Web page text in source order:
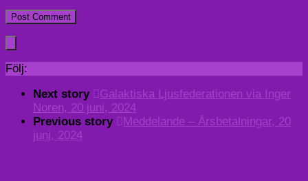
Följ:
Next story
Galaktiska Ljusfederationen via Inger
Noren, 20 juni, 2024
Previous story
Meddelande – Årsbetalningar, 20
juni, 2024